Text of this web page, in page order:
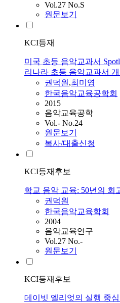
Vol.27 No.S
원문보기
KCI등재
미국 초등 음악교과서
리나라 초등 음악교과서
권덕원,최미영
한국음악교육공학회
2015
음악교육공학
Vol.- No.24
원문보기
복사/대출신청
KCI등재후보
학교 음악 교육: 50년의 회
권덕원
한국음악교육학회
2004
음악교육연구
Vol.27 No.-
원문보기
KCI등재후보
데이빗 엘리엇의 실행 중